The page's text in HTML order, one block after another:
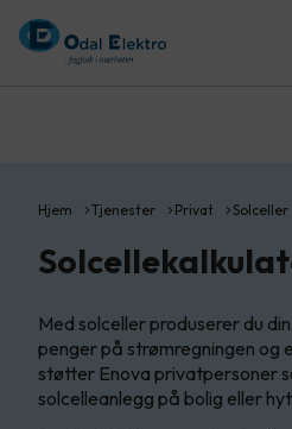
Hjem Tjenester Privat Solceller
Med solceller produserer du
penger på strømregningen og
støtter Enova privatpersoner
solcelleanlegg på bolig eller